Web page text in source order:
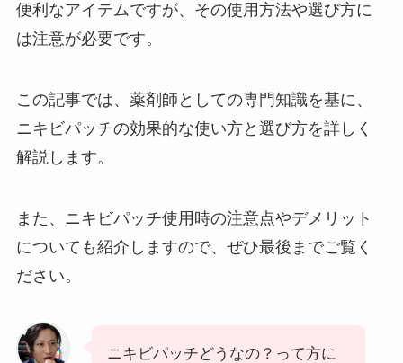
便利なアイテムですが、その使用方法や選び方に
は注意が必要です。
この記事では、薬剤師としての専門知識を基に、
ニキビパッチの効果的な使い方と選び方を詳しく
解説します。
また、ニキビパッチ使用時の注意点やデメリット
についても紹介しますので、ぜひ最後までご覧く
ださい。
ニキビパッチどうなの？って方に